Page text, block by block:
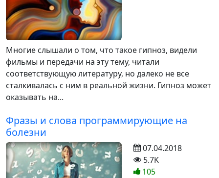
Многие слышали о том, что такое гипноз, видели
фильмы и передачи на эту тему, читали
соответствующую литературу, но далеко не все
сталкивалась с ним в реальной жизни. Гипноз может
оказывать на...
Фразы и слова программирующие на
болезни
07.04.2018
5.7K
105